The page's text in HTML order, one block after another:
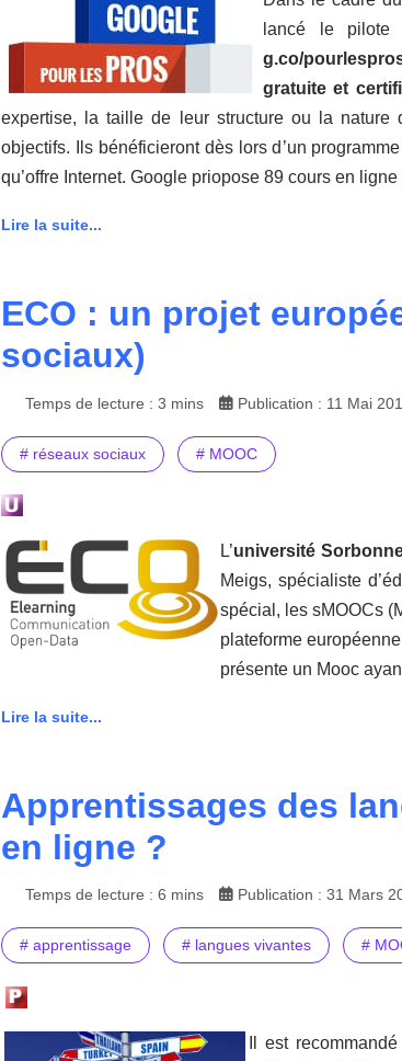
lancé le
g.co/
gratuite et
expertise, la taille de leur structure ou la nature
objectifs. Ils bénéficieront dès lors d’un
qu’offre Internet. Google priopose 89 cours en
Lire la suite...
ECO : un projet
sociaux)
Temps de lecture : 3 mins Publication : 11 Mai
# réseaux sociaux # MOOC
L’université
Meigs, spécialiste
spécial, les sMOOCs
plateforme
présente un Mooc
Lire la suite...
Apprentissages des
en ligne ?
Temps de lecture : 6 mins Publication : 31 Mars
# apprentissage # langues vivantes #
Il est